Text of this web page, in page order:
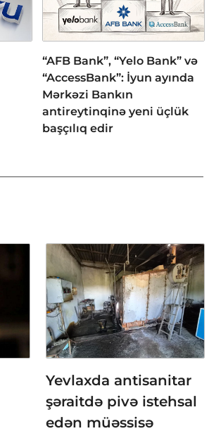
“AFB Bank”, “Yelo Bank” və
“AccessBank”: İyun ayında
Mərkəzi Bankın
antireytinqinə yeni üçlük
başçılıq edir
Yevlaxda antisanitar
şəraitdə pivə istehsal
edən müəssisə